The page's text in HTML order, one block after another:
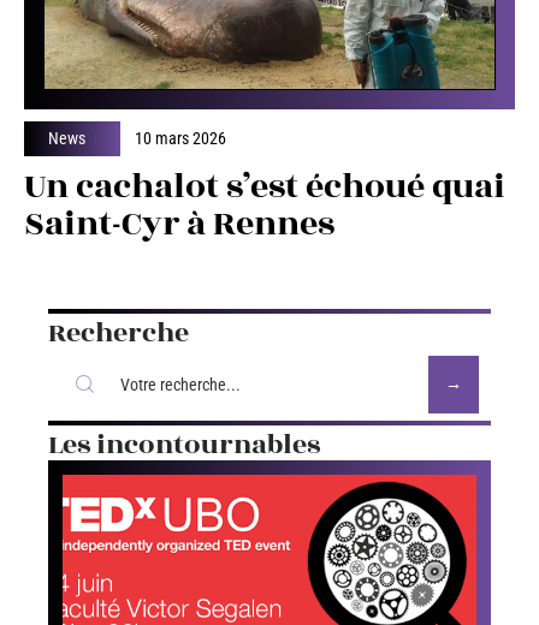
News 10 mars 2026
Un cachalot s’est échoué quai
Saint-Cyr à Rennes
Recherche
Les incontournables